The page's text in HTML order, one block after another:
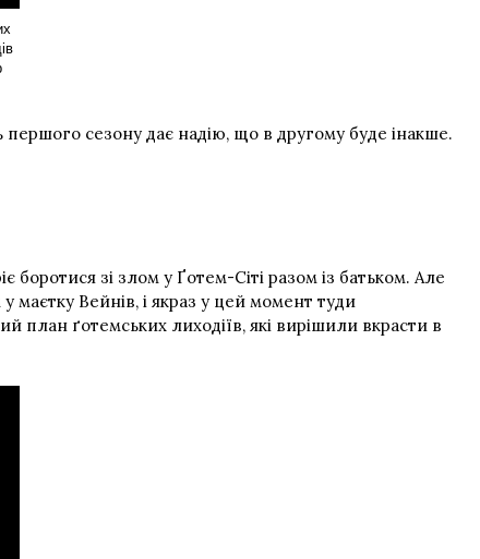
сезону дає надію, що в другому буде інакше.
зі злом у Ґотем-Сіті разом із батьком. Але
Вейнів, і якраз у цей момент туди
план ґотемських лиходіїв, які вирішили вкрасти в